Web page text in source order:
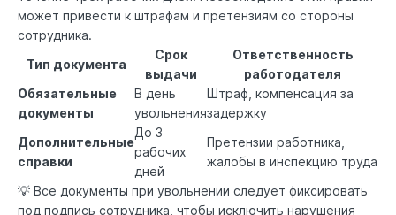
может привести к штрафам и претензиям со стороны
сотрудника.
Тип документа
Срок
выдачи
Ответственность
работодателя
Обязательные
документы
В день
увольнения
Штраф, компенсация за
задержку
Дополнительные
справки
До 3
рабочих
дней
Претензии работника,
жалобы в инспекцию труда
💡 Все документы при увольнении следует фиксировать
под подпись сотрудника, чтобы исключить нарушения